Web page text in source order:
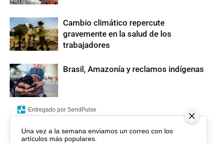
Cambio climático repercute
gravemente en la salud de los
trabajadores
Brasil, Amazonía y reclamos indígenas
Una vez a la semana enviamos un correo con los
artículos más populares.
Entregado por SendPulse